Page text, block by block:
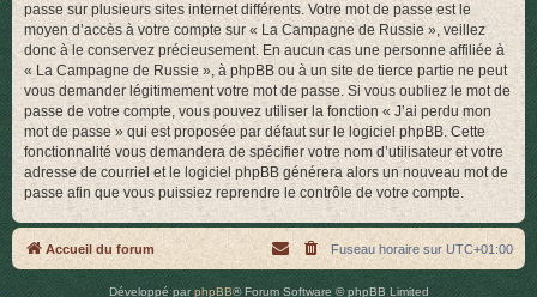
passe sur plusieurs sites internet différents. Votre mot de passe est le
moyen d’accès à votre compte sur « La Campagne de Russie », veillez
donc à le conservez précieusement. En aucun cas une personne affiliée à
« La Campagne de Russie », à phpBB ou à un site de tierce partie ne peut
vous demander légitimement votre mot de passe. Si vous oubliez le mot de
passe de votre compte, vous pouvez utiliser la fonction « J’ai perdu mon
mot de passe » qui est proposée par défaut sur le logiciel phpBB. Cette
fonctionnalité vous demandera de spécifier votre nom d’utilisateur et votre
adresse de courriel et le logiciel phpBB générera alors un nouveau mot de
passe afin que vous puissiez reprendre le contrôle de votre compte.
Accueil du forum Fuseau horaire sur UTC+01:00
Développé parphpBB® Forum Software © phpBB Limited